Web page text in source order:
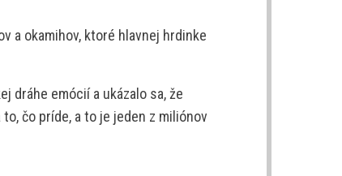
a okamihov, ktoré hlavnej hrdinke
dráhe emócií a ukázalo sa, že
čo príde, a to je jeden z miliónov